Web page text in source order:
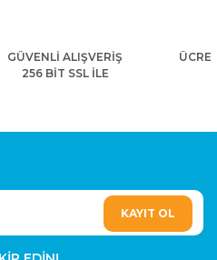
GÜVENLİ ALIŞVERİŞ
256 BİT SSL İLE
KAYIT OL